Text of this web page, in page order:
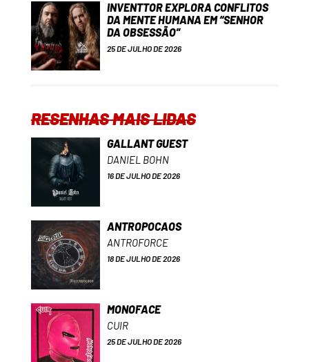
INVENTTOR EXPLORA CONFLITOS
DA MENTE HUMANA EM “SENHOR
DA OBSESSÃO”
25 DE JULHO DE 2026
RESENHAS MAIS LIDAS
GALLANT GUEST
DANIEL BOHN
16 DE JULHO DE 2026
ANTROPOCAOS
ANTROFORCE
18 DE JULHO DE 2026
MONOFACE
CUIR
25 DE JULHO DE 2026